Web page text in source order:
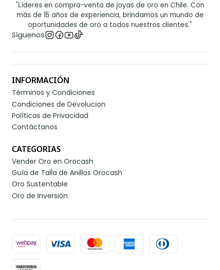
"Líderes en compra-venta de joyas de oro en Chile. Con
más de 15 años de experiencia, brindamos un mundo de
oportunidades de oro a todos nuestros clientes."
Síguenos
INFORMACIÓN
Términos y Condiciones
Condiciones de Devolucion
Políticas de Privacidad
Contáctanos
CATEGORIAS
Vender Oro en Orocash
Guía de Talla de Anillos Orocash
Oro Sustentable
Oro de Inversión